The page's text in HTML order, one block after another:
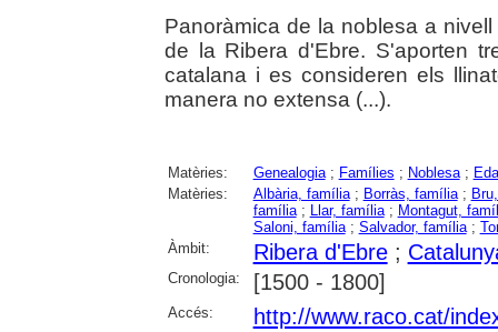
Panoràmica de la noblesa a
de la Ribera d'Ebre. S'aporten
catalana i es consideren els
manera no extensa (...).
Matèries: Genealogia; Famílies ; Noblesa;
Matèries:
Albària, família; Borràs, família;
família; Llar, família; Montagut,
Saloni, família; Salvador, família;
Àmbit:
Ribera d'Ebre;
Cronologia: [1500 - 1800]
Accés: http://www.raco.cat/